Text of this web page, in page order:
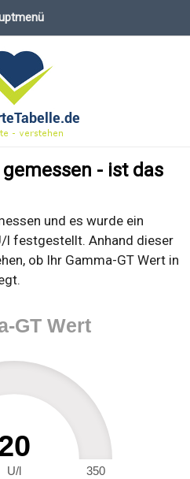
- ist das
und es wurde ein
l festgestellt. Anhand dieser
ob Ihr Gamma-GT Wert in
GT Wert
U/l 350